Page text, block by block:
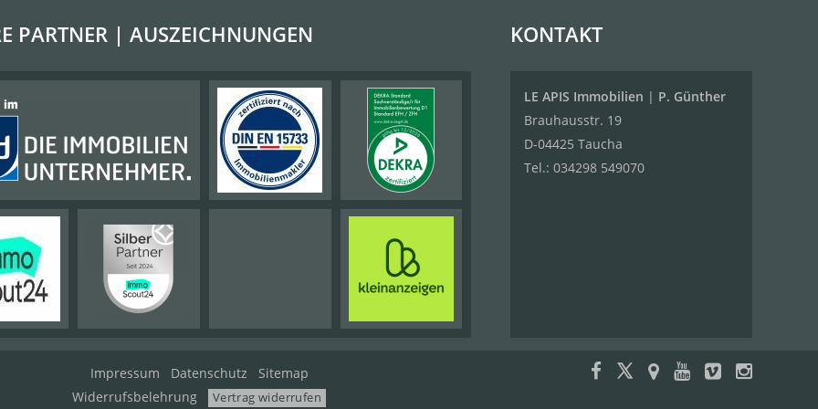
PARTNER | AUSZEICHNUNGEN KONTAKT
LE APIS Immobilien | P. Günther
Brauhausstr. 19
D-04425 Taucha
Tel.: 034298 549070
Impressum Datenschutz
Sitemap
Widerrufsbelehrung
Vertrag widerrufen